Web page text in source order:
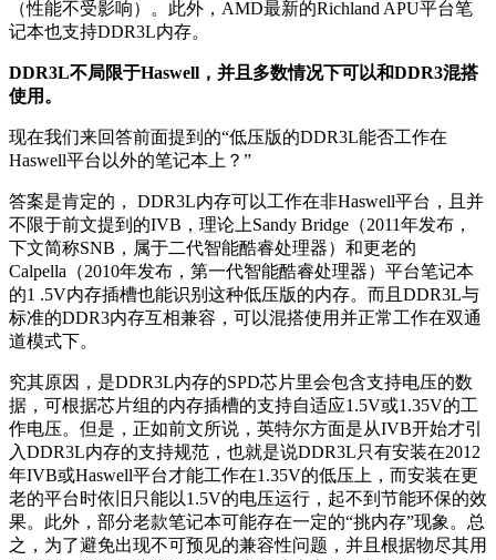
（性能不受影响）。此外，AMD最新的Richland APU平台笔
记本也支持DDR3L内存。
DDR3L不局限于Haswell，并且多数情况下可以和DDR3混搭
使用。
现在我们来回答前面提到的“低压版的DDR3L能否工作在
Haswell平台以外的笔记本上？”
答案是肯定的， DDR3L内存可以工作在非Haswell平台，且并
不限于前文提到的IVB，理论上Sandy Bridge（2011年发布，
下文简称SNB，属于二代智能酷睿处理器）和更老的
Calpella（2010年发布，第一代智能酷睿处理器）平台笔记本
的1 .5V内存插槽也能识别这种低压版的内存。而且DDR3L与
标准的DDR3内存互相兼容，可以混搭使用并正常工作在双通
道模式下。
究其原因，是DDR3L内存的SPD芯片里会包含支持电压的数
据，可根据芯片组的内存插槽的支持自适应1.5V或1.35V的工
作电压。但是，正如前文所说，英特尔方面是从IVB开始才引
入DDR3L内存的支持规范，也就是说DDR3L只有安装在2012
年IVB或Haswell平台才能工作在1.35V的低压上，而安装在更
老的平台时依旧只能以1.5V的电压运行，起不到节能环保的效
果。此外，部分老款笔记本可能存在一定的“挑内存”现象。总
之，为了避免出现不可预见的兼容性问题，并且根据物尽其用